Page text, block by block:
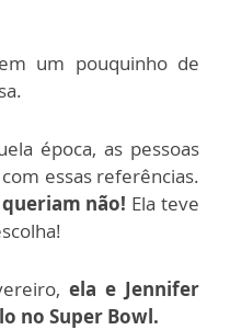
um pouquinho de
época, as pessoas
essas referências.
não! Ela teve
ela e Jennifer
no Super Bowl.